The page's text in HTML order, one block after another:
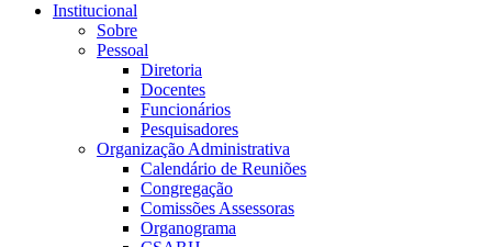
Institucional
Sobre
Pessoal
Diretoria
Docentes
Funcionários
Pesquisadores
Organização Administrativa
Calendário de Reuniões
Congregação
Comissões Assessoras
Organograma